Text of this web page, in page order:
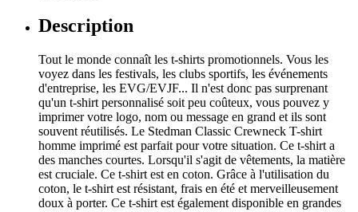
Description
Tout le monde connaît les t-shirts promotionnels. Vous les
voyez dans les festivals, les clubs sportifs, les événements
d'entreprise, les EVG/EVJF... Il n'est donc pas surprenant
qu'un t-shirt personnalisé soit peu coûteux, vous pouvez y
imprimer votre logo, nom ou message en grand et ils sont
souvent réutilisés. Le Stedman Classic Crewneck T-shirt
homme imprimé est parfait pour votre situation. Ce t-shirt a
des manches courtes. Lorsqu'il s'agit de vêtements, la matière
est cruciale. Ce t-shirt est en coton. Grâce à l'utilisation du
coton, le t-shirt est résistant, frais en été et merveilleusement
doux à porter. Ce t-shirt est également disponible en grandes